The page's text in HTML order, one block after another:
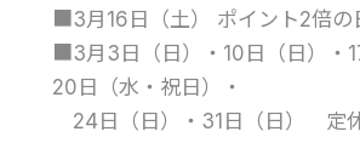
■3月16日（土） ポイント2倍の
■3月3日（日）・10日（日）・
20日（水・祝日）・
24日（日）・31日（日） 定